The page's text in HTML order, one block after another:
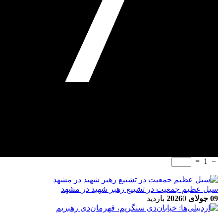
−
1
=
سیل عظیم جمعیت در تشییع رهبر شهید در مشهد
09 جولای 2026
0 بازدید